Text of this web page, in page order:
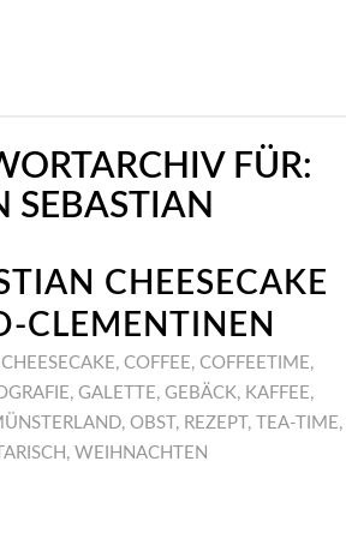
FÜR:
SEBASTIAN
CHEESECAKE
CLEMENTINEN
CHEESECAKE, COFFEE, COFFEETIME,
, GALETTE, GEBÄCK, KAFFEE,
, OBST , REZEPT , TEA-TIME,
, WEIHNACHTEN